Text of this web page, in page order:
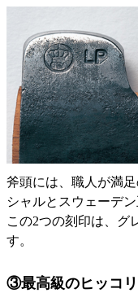
斧頭には、職人が満
シャルとスウェーデ
この2つの刻印は、グ
す。
③最高級のヒッコ